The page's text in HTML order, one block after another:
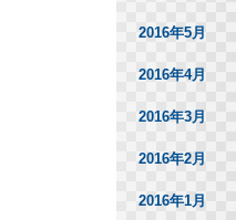
2016年5月
2016年4月
2016年3月
2016年2月
2016年1月